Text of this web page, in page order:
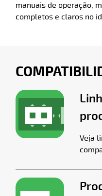
manuais de operação,
completos e claros no
Veja